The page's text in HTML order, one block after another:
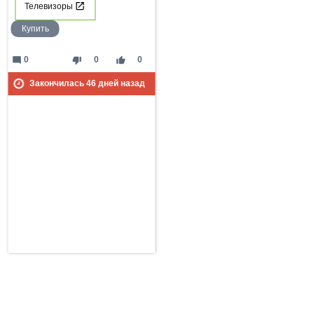
Телевизоры
Купить
thumb_down 0 thumb_up 0
mode_comment 0
Закончилась 46дней назад